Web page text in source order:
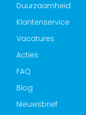
Duurzaamheid
Klantenservice
Vacatures
Acties
FAQ
Blog
Nieuwsbrief